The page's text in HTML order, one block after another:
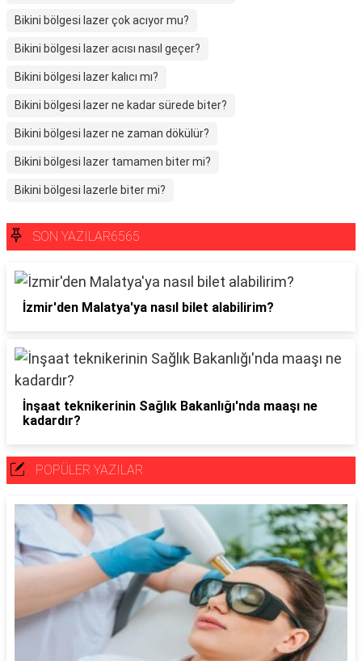
Bikini bölgesi lazer çok acıyor mu?
Bikini bölgesi lazer acısı nasıl geçer?
Bikini bölgesi lazer kalıcı mı?
Bikini bölgesi lazer ne kadar sürede biter?
Bikini bölgesi lazer ne zaman dökülür?
Bikini bölgesi lazer tamamen biter mi?
Bikini bölgesi lazerle biter mi?
SON YAZILAR6565
İzmir'den Malatya'ya nasıl bilet alabilirim?
İnşaat teknikerinin Sağlık Bakanlığı'nda maaşı ne
kadardır?
POPÜLER YAZILAR